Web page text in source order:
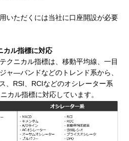
いただくには当社に口座開設が必要
カル指標に対応
クニカル指標は、移動平均線、一目
ャ―バンドなどのトレンド系から、
、RSI、RCIなどのオシレーター系
カル指標に対応しています。